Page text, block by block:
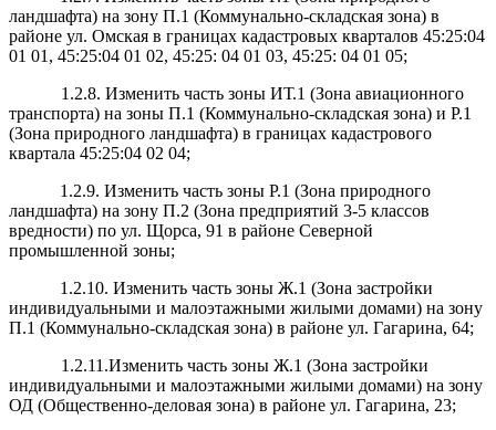
ландшафта) на зону П.1 (Коммунально-складская зона) в
районе ул. Омская в границах кадастровых кварталов 45:25:04
01 01, 45:25:04 01 02, 45:25: 04 01 03, 45:25: 04 01 05;
1.2.8. Изменить часть зоны ИТ.1 (Зона авиационного
транспорта) на зоны П.1 (Коммунально-складская зона) и Р.1
(Зона природного ландшафта) в границах кадастрового
квартала 45:25:04 02 04;
1.2.9. Изменить часть зоны Р.1 (Зона природного
ландшафта) на зону П.2 (Зона предприятий 3-5 классов
вредности) по ул. Щорса, 91 в районе Северной
промышленной зоны;
1.2.10. Изменить часть зоны Ж.1 (Зона застройки
индивидуальными и малоэтажными жилыми домами) на зону
П.1 (Коммунально-складская зона) в районе ул. Гагарина, 64;
1.2.11.Изменить часть зоны Ж.1 (Зона застройки
индивидуальными и малоэтажными жилыми домами) на зону
ОД (Общественно-деловая зона) в районе ул. Гагарина, 23;